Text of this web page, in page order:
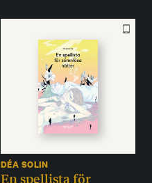
DÉA SOLIN
En spellista för